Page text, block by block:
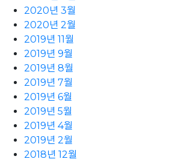
2020년 3월
2020년 2월
2019년 11월
2019년 9월
2019년 8월
2019년 7월
2019년 6월
2019년 5월
2019년 4월
2019년 2월
2018년 12월